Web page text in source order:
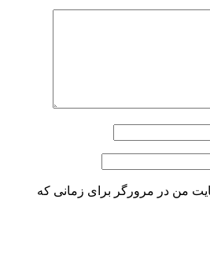
من در مرورگر برای زمانی که